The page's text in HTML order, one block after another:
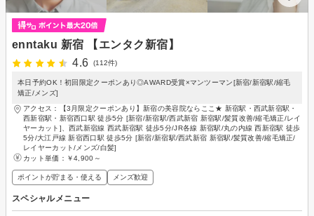
enntaku 新宿 【エンタク新宿】
4.6
(112件)
本日予約OK！初回限定クーポンあり◎AWARD受賞×マンツーマン[新宿/新宿駅/縮毛
矯正/メンズ]
アクセス：【3月限定クーポンあり】新宿の美容院ならここ★ 新宿駅・西武新宿駅・
西新宿駅・新宿西口駅 徒歩5分 [新宿/新宿駅/西武新宿 新宿駅/髪質改善/縮毛矯正/レイ
ヤーカット]、西武新宿線 西武新宿駅 徒歩5分/JR各線 新宿駅/丸の内線 西新宿駅 徒歩
5分/大江戸線 新宿西口駅 徒歩5分 [新宿/新宿駅/西武新宿 新宿駅/髪質改善/縮毛矯正/
レイヤーカット/メンズ/白髪]
カット単価： ￥4,900～
ポイントが貯まる・使える メンズ歓迎
スペシャルメニュー